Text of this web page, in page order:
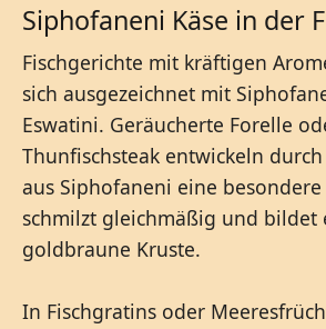
Siphofaneni Käse in der
Fischgerichte mit kräftigen
sich ausgezeichnet mit
Eswatini. Geräucherte Forelle
Thunfischsteak entwickeln
aus Siphofaneni eine besondere
schmilzt gleichmäßig und bildet
goldbraune Kruste.
In Fischgratins oder